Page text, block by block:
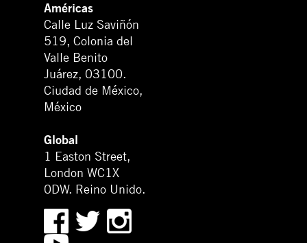
Américas
Calle Luz Saviñón
519, Colonia del
Valle Benito
Juárez, 03100.
Ciudad de México,
México
Global
1 Easton Street,
London WC1X
0DW. Reino Unido.